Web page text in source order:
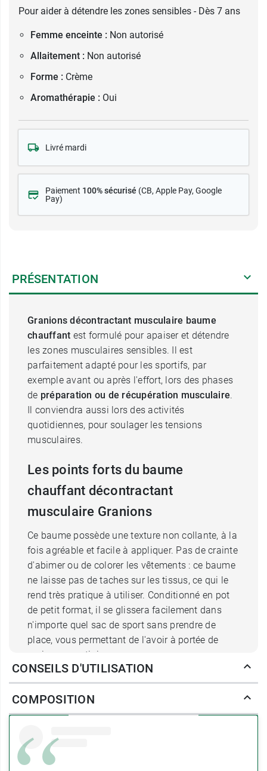
Pour aider à détendre les zones sensibles - Dès 7 ans
Femme enceinte : Non autorisé
Allaitement : Non autorisé
Forme : Crème
Aromathérapie : Oui
Livré mardi
Paiement 100% sécurisé (CB, Apple Pay, Google
Pay)
PRÉSENTATION
Granions décontractant musculaire baume
chauffant est formulé pour apaiser et détendre
les zones musculaires sensibles. Il est
parfaitement adapté pour les sportifs, par
exemple avant ou après l'effort, lors des phases
de préparation ou de récupération musculaire.
Il conviendra aussi lors des activités
quotidiennes, pour soulager les tensions
musculaires.
Les points forts du baume
chauffant décontractant
musculaire Granions
Ce baume possède une texture non collante, à la
fois agréable et facile à appliquer. Pas de crainte
d'abimer ou de colorer les vêtements : ce baume
ne laisse pas de taches sur les tissus, ce qui le
rend très pratique à utiliser. Conditionné en pot
de petit format, il se glissera facilement dans
n'importe quel sac de sport sans prendre de
place, vous permettant de l'avoir à portée de
mains au vestiaire.
Comment agit le baume chauffant
décontractant musculaire Granions
Ce baume relaxant délivre un
chaleur étant vasodilatatrice, elle va augmenter
CONSEILS D'UTILISATION
COMPOSITION